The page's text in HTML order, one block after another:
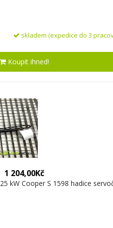
skladem (expedice do 3
Koupit ihned!
1 204,00Kč
kW Cooper S 1598 hadice